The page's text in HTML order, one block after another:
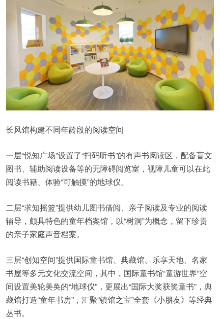
长风馆构建不同年龄段的阅读空间
一层“悦知广场”设置了“扫码听书”的有声书阅读区，配备盲文
图书、辅助阅读设备等的无障碍阅览室，视障儿童可以在此
阅读书籍、体验“可触摸”的地球仪。
二层“求知摇篮”提供幼儿图书借阅、亲子阅读及专业的阅读
辅导，颇具特色的童年档案馆，以“树洞”为概念，留下珍贵
的亲子家庭声音档案。
三层“创知空间”提供国际童书馆、典藏馆、乐享天地、名家
书屋等多元文化交流空间，其中，国际童书馆“童游世界”空
间设置美轮美奂的“地球仪”，更展出“国际大奖获奖童书”，典
藏馆打造“童年书房”，汇聚“镇馆之宝”全套《小朋友》等经典
丛书。